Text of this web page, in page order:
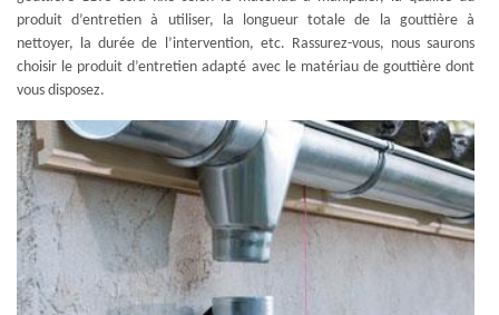
produit d’entretien à utiliser, la longueur totale de la gouttière à
nettoyer, la durée de l’intervention, etc. Rassurez-vous, nous saurons
choisir le produit d’entretien adapté avec le matériau de gouttière dont
vous disposez.